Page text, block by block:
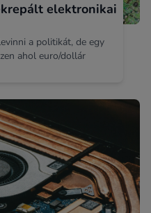
elektronikai
a politikát, de egy
ahol euro/dollár